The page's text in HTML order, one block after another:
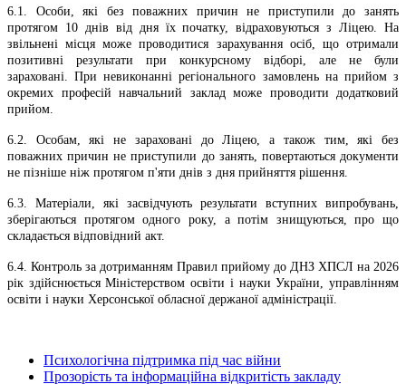
6.1. Особи, які без поважних причин не приступили до занять
протягом 10 днів від дня їх початку, відраховуються з Ліцею. На
звільнені місця може проводитися зарахування осіб, що отримали
позитивні результати при конкурсному відборі, але не були
зараховані. При невиконанні регіонального замовлень на прийом з
окремих професій навчальний заклад може проводити додатковий
прийом.
6.2. Особам, які не зараховані до Ліцею, а також тим, які без
поважних причин не приступили до занять, повертаються документи
не пізніше ніж протягом п'яти днів з дня прийняття рішення.
6.3. Матеріали, які засвідчують результати вступних випробувань,
зберігаються протягом одного року, а потім знищуються, про що
складається відповідний акт.
6.4. Контроль за дотриманням Правил прийому до ДНЗ ХПСЛ на 2026
рік здійснюється Міністерством освіти і науки України, управлінням
освіти і науки Херсонської обласної держаної адміністрації.
Психологічна підтримка під час війни
Прозорість та інформаційна відкритість закладу